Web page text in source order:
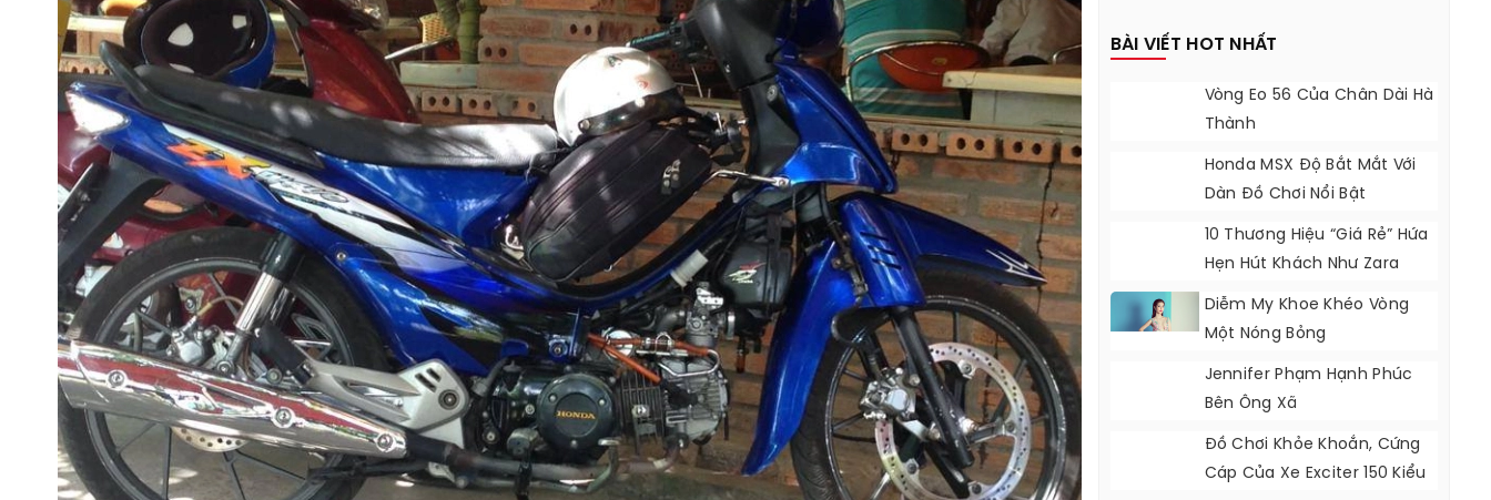
BÀI VIẾT HOT NHẤT
Vòng Eo 56 Của Chân Dài Hà
Thành
Honda MSX Độ Bắt Mắt Với
Dàn Đồ Chơi Nổi Bật
10 Thương Hiệu “giá Rẻ” Hứa
Hẹn Hút Khách Như Zara
Diễm My Khoe Khéo Vòng
Một Nóng Bỏng
Jennifer Phạm Hạnh Phúc
Bên Ông Xã
Đồ Chơi Khỏe Khoắn, Cứng
Cáp Của Xe Exciter 150 Kiểu